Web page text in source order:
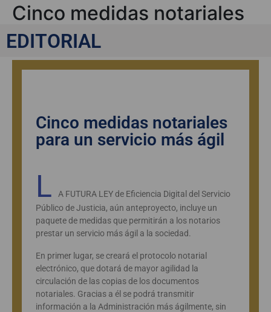
Cinco medidas notariales
para un servicio más ágil
EDITORIAL
EDITORIAL
Cinco medidas notariales
para un servicio más ágil
L
A FUTURA LEY de Eficiencia Digital del Servicio
Público de Justicia, aún anteproyecto, incluye un
paquete de medidas que permitirán a los notarios
prestar un servicio más ágil a la sociedad.
En primer lugar, se creará el protocolo notarial
electrónico, que dotará de mayor agilidad la
circulación de las copias de los documentos
notariales. Gracias a él se podrá transmitir
información a la Administración más ágilmente, sin